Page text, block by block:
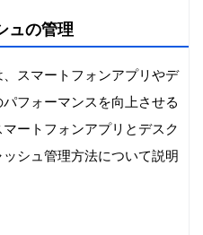
ュの管理
スマートフォンアプリやデ
フォーマンスを向上させる
ートフォンアプリとデスク
シュ管理方法について説明